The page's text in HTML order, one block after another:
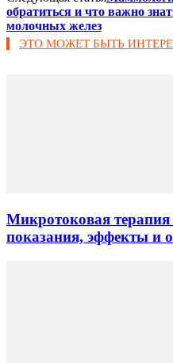
обратиться и что важно
молочных желез
ЭТО МОЖЕТ БЫТЬ
Микротоковая терапия
показания, эффекты и